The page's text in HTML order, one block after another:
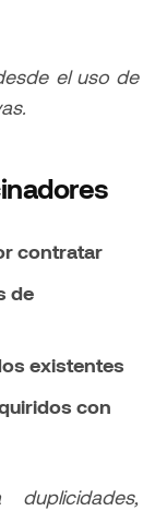
el uso de
contratar
de
existentes
con